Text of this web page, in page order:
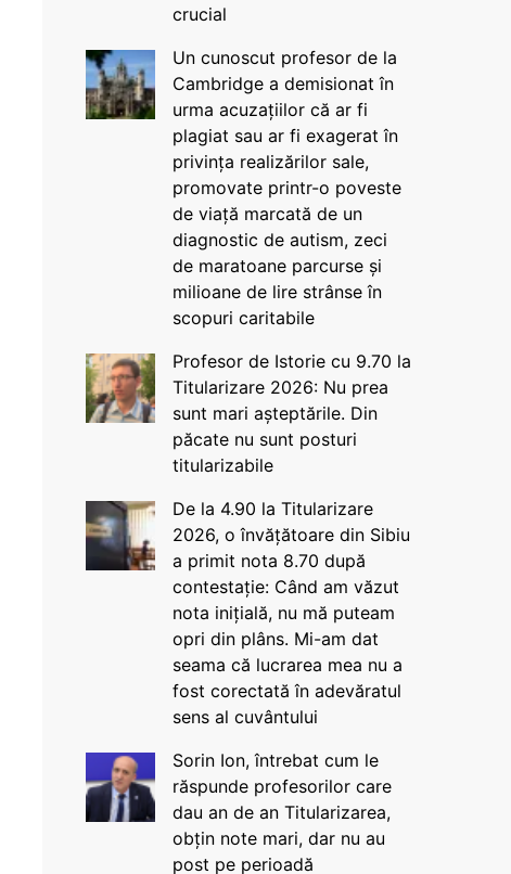
crucial
Un cunoscut profesor de la
Cambridge a demisionat în
urma acuzațiilor că ar fi
plagiat sau ar fi exagerat în
privința realizărilor sale,
promovate printr-o poveste
de viață marcată de un
diagnostic de autism, zeci
de maratoane parcurse și
milioane de lire strânse în
scopuri caritabile
Profesor de Istorie cu 9.70 la
Titularizare 2026: Nu prea
sunt mari așteptările. Din
păcate nu sunt posturi
titularizabile
De la 4.90 la Titularizare
2026, o învățătoare din Sibiu
a primit nota 8.70 după
contestație: Când am văzut
nota inițială, nu mă puteam
opri din plâns. Mi-am dat
seama că lucrarea mea nu a
fost corectată în adevăratul
sens al cuvântului
Sorin Ion, întrebat cum le
răspunde profesorilor care
dau an de an Titularizarea,
obțin note mari, dar nu au
post pe perioadă